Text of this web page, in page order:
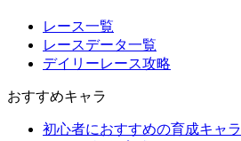
レース一覧
レースデータ一覧
デイリーレース攻略
おすすめキャラ
初心者におすすめの育成キャラ